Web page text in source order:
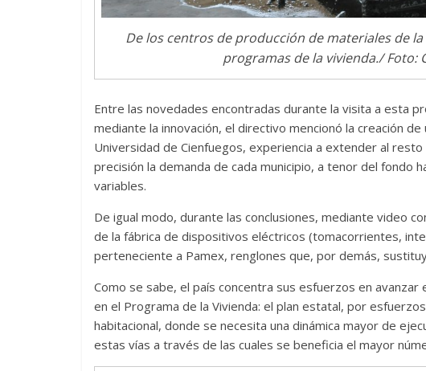
De los centros de producción de materiales de
programas de la vivienda./ Foto:
Entre las novedades encontradas durante la visita a esta
mediante la innovación, el directivo mencionó la creación
Universidad de Cienfuegos, experiencia a extender al
precisión la demanda de cada municipio, a tenor del fondo
variables.
De igual modo, durante las conclusiones, mediante video
de la fábrica de dispositivos eléctricos (tomacorrientes,
perteneciente a Pamex, renglones que, por demás,
Como se sabe, el país concentra sus esfuerzos en
en el Programa de la Vivienda: el plan estatal, por
habitacional, donde se necesita una dinámica mayor de
estas vías a través de las cuales se beneficia el mayor
Cuento de hadas
interclasista en la alta
30 diciembre, 2025
Julio Martínez Molina
Un hombre
mundos
Cine macizo de Cronenberg
28 diciembre, 2025
Julio Martínez Molina
El documental
tierray el
pueblos
30 junio, 2026 Julio